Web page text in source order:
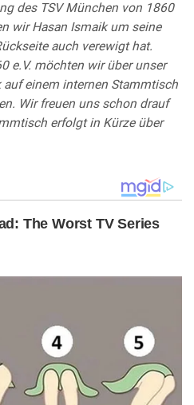
des TSV München von 1860
wir Hasan Ismaik um seine
auch verewigt hat.
e.V. möchten wir über unser
auf einem internen Stammtisch
Wir freuen uns schon drauf
erfolgt in Kürze über